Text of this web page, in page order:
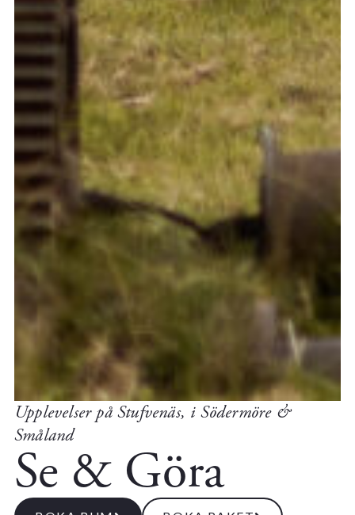
Upplevelser på Stufvenäs, i Södermöre &
Småland
Se & Göra